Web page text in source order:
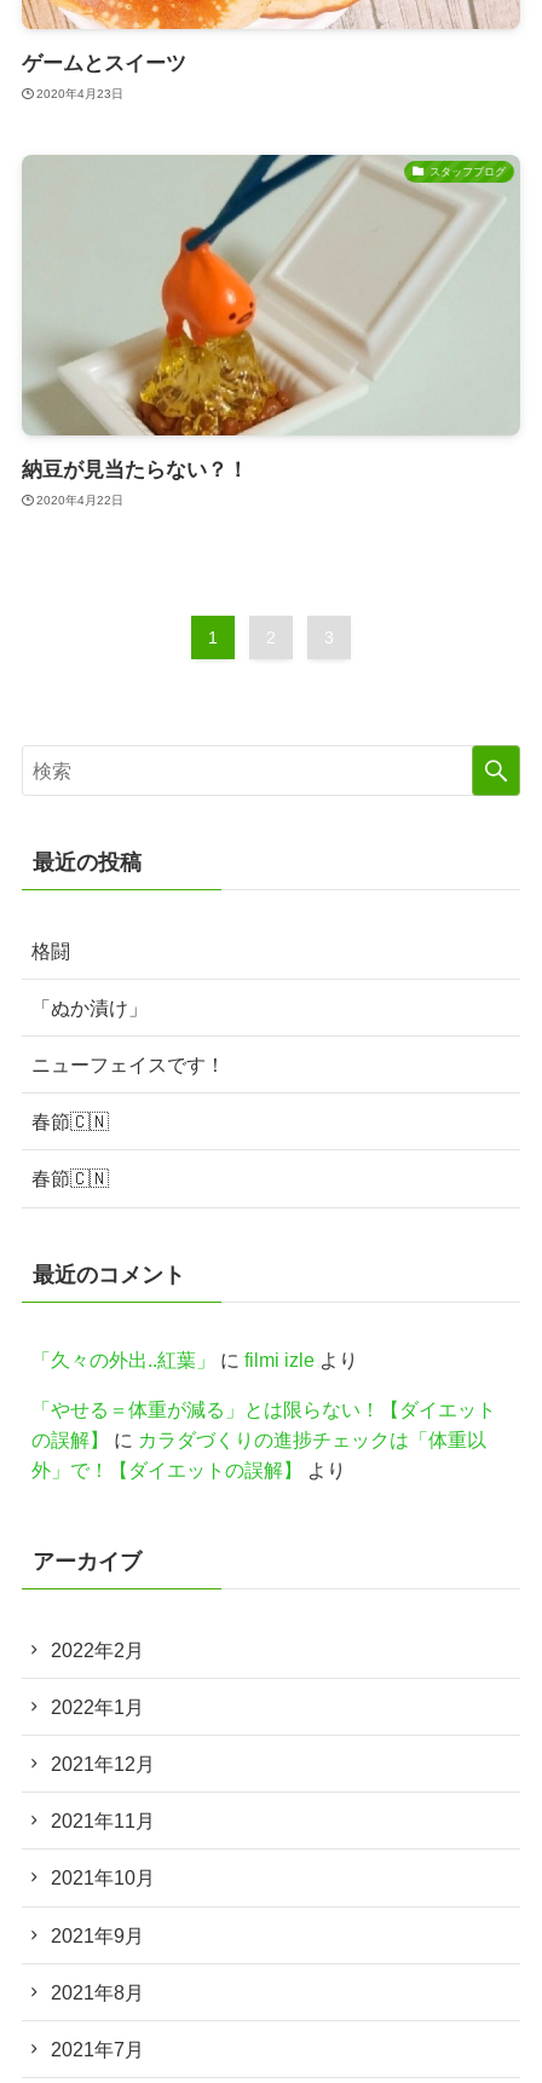
ゲームとスイーツ
2020年4月23日
スタッフブログ
納豆が見当たらない？！
2020年4月22日
1 2 3
最近の投稿
格闘
「ぬか漬け」
ニューフェイスです！
春節🇨🇳
春節🇨🇳
最近のコメント
「久々の外出..紅葉」 に filmi izleより
「やせる＝体重が減る」とは限らない！【ダイエット
の誤解】
に カラダづくりの進捗チェックは「体重以
外」で！【ダイエットの誤解】
より
アーカイブ
2022年2月
2022年1月
2021年12月
2021年11月
2021年10月
2021年9月
2021年8月
2021年7月